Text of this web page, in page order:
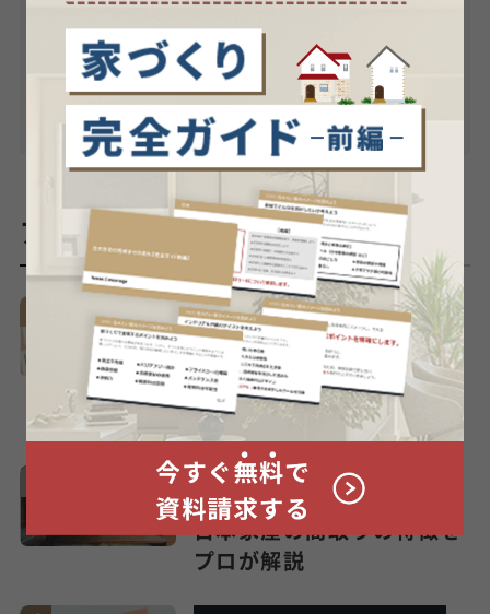
歩3分
：地下鉄日比谷線都営浅草線東
銀座駅より徒歩3分
アクセスランキング
間取り・住宅の特徴
これより狭いとかなりきつ
い、、知っておきたい4人
家族の...
間取り・住宅の特徴
日本家屋の間取りの特徴を
プロが解説